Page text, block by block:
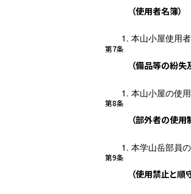
（使用者名簿）
第7条
本山小屋使用
（備品等の紛失
第8条
本山小屋の使
（部外者の使用
第9条
本学山岳部員
（使用禁止と順